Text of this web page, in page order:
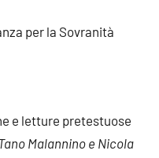
per la Sovranità
e letture pretestuose
Malannino e Nicola